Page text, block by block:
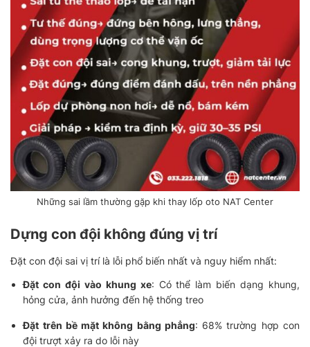
Những sai lầm thường gặp khi thay lốp oto NAT Center
Dựng con đội không đúng vị trí
Đặt con đội sai vị trí là lỗi phổ biến nhất và nguy hiểm nhất:
Đặt con đội vào khung xe: Có thể làm biến dạng khung,
hỏng cửa, ảnh hưởng đến hệ thống treo
Đặt trên bề mặt không bằng phẳng: 68% trường hợp con
đội trượt xảy ra do lỗi này